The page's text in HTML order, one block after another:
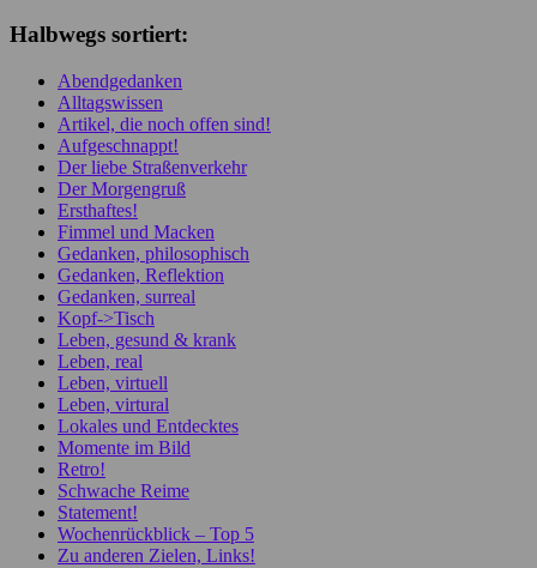
Halbwegs sortiert:
Abendgedanken
Alltagswissen
Artikel, die noch offen sind!
Aufgeschnappt!
Der liebe Straßenverkehr
Der Morgengruß
Ersthaftes!
Fimmel und Macken
Gedanken, philosophisch
Gedanken, Reflektion
Gedanken, surreal
Kopf->Tisch
Leben, gesund & krank
Leben, real
Leben, virtuell
Leben, virtural
Lokales und Entdecktes
Momente im Bild
Retro!
Schwache Reime
Statement!
Wochenrückblick – Top 5
Zu anderen Zielen, Links!